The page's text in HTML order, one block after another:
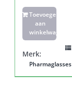
Toevoegen
aan
winkelwagen
Merk:
Pharmaglasses